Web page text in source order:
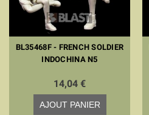
BL35468F - FRENCH SOLDIER
INDOCHINA N5
14,04 €
AJOUT PANIER